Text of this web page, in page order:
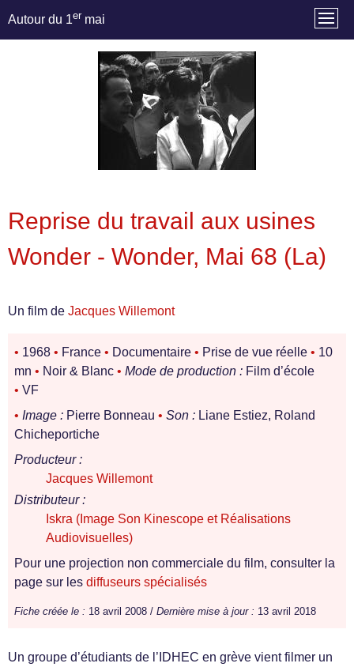
Autour du 1er mai
Reprise du travail aux usines
Wonder - Wonder, Mai 68 (La)
Un film de Jacques Willemont
• 1968 • France • Documentaire • Prise de vue réelle • 10
mn • Noir & Blanc • Mode de production : Film d’école
• VF
• Image : Pierre Bonneau • Son : Liane Estiez, Roland
Chicheportiche
Producteur :
Jacques Willemont
Distributeur :
Iskra (Image Son Kinescope et Réalisations
Audiovisuelles)
Pour une projection non commerciale du film, consulter la
page sur les diffuseurs spécialisés
Fiche créée le : 18 avril 2008 / Dernière mise à jour : 13 avril 2018
Un groupe d’étudiants de l’IDHEC en grève vient filmer un